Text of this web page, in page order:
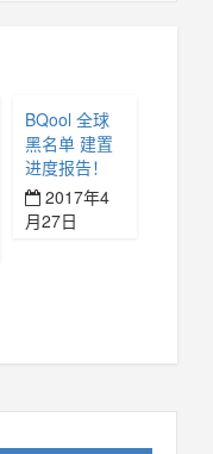
BQool 全球
黑名单 建置
进度报告！
2017年4
月27日